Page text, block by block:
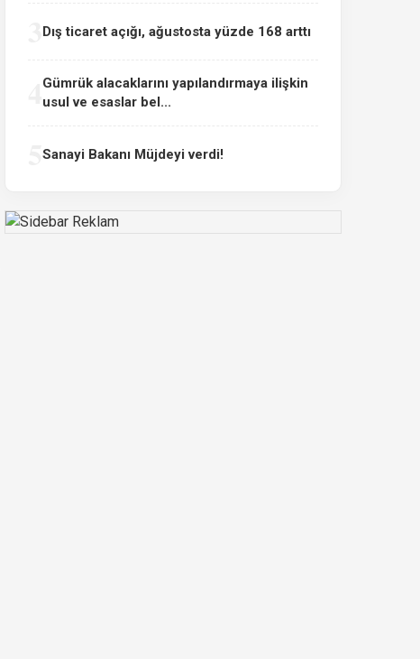
Dış ticaret açığı, ağustosta yüzde 168 arttı
Gümrük alacaklarını yapılandırmaya ilişkin
usul ve esaslar bel...
Sanayi Bakanı Müjdeyi verdi!